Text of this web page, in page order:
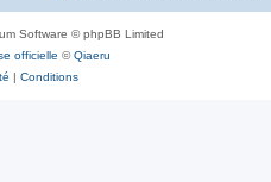
h
Software © phpBB Limited
officielle ©Qiaeru
| Conditions